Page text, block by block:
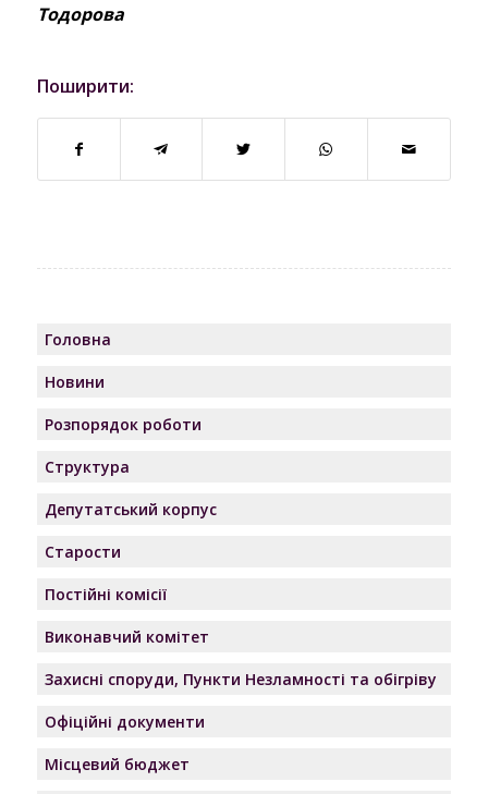
Тодорова
Поширити:
Головна
Новини
Розпорядок роботи
Структура
Депутатський корпус
Старости
Постійні комісії
Виконавчий комітет
Захисні споруди, Пункти Незламності та обігріву
Офіційні документи
Місцевий бюджет